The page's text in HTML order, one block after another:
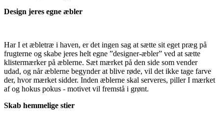
Design jeres egne æbler
Har I et æbletræ i haven, er det ingen sag at sætte sit eget præg på
frugterne og skabe jeres helt egne ”designer-æbler” ved at sætte
klistermærker på æblerne. Sæt mærket på den side som vender
udad, og når æblerne begynder at blive røde, vil det ikke tage farve
der, hvor mærket sidder. Inden æblerne skal serveres, piller I mærket
af og hokus pokus - motivet vil fremstå i grønt.
Skab hemmelige stier